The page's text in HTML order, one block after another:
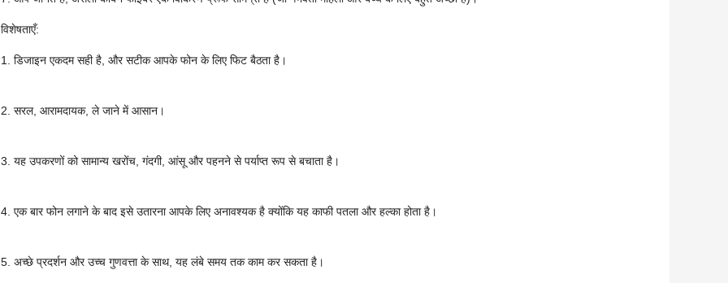
विशेषताएँ:
1. डिजाइन एकदम सही है, और सटीक आपके फोन के लिए फिट बैठता है।
2. सरल, आरामदायक, ले जाने में आसान।
3. यह उपकरणों को सामान्य खरोंच, गंदगी, आंसू और पहनने से पर्याप्त रूप से बचाता है।
4. एक बार फोन लगाने के बाद इसे उतारना आपके लिए अनावश्यक है क्योंकि यह काफी पतला और हल्का होता है।
5. अच्छे प्रदर्शन और उच्च गुणवत्ता के साथ, यह लंबे समय तक काम कर सकता है।